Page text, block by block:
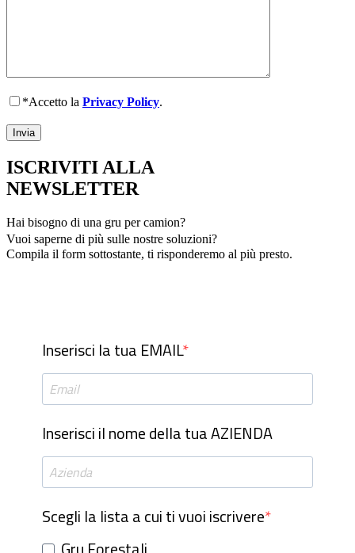
*Accetto la Privacy Policy.
ISCRIVITI ALLA
NEWSLETTER
Hai bisogno di una gru per camion?
Vuoi saperne di più sulle nostre soluzioni?
Compila il form sottostante, ti risponderemo al più presto.